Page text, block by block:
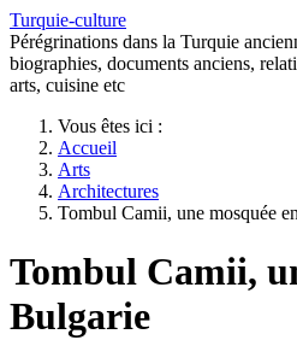
Turquie-culture
Pérégrinations dans la Turquie
biographies, documents anciens,
arts, cuisine etc
Vous êtes ici :
Accueil
Arts
Architectures
Tombul Camii, une mosquée
Tombul Camii,
Bulgarie